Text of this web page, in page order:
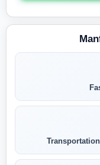
Masuk
menunjukkan
Anda